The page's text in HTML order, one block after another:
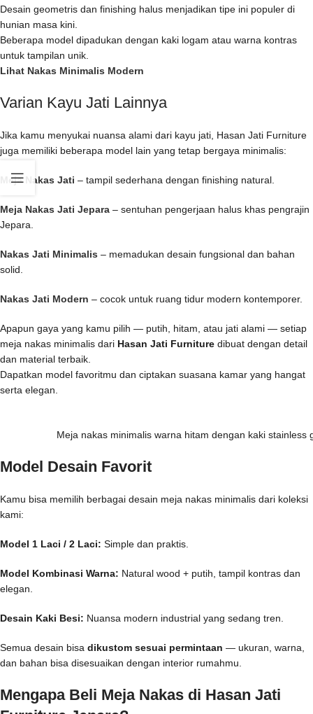
Desain geometris dan finishing halus menjadikan tipe ini populer di
hunian masa kini.
Beberapa model dipadukan dengan kaki logam atau warna kontras
untuk tampilan unik.
Lihat Nakas Minimalis Modern
Varian Kayu Jati Lainnya
Jika kamu menyukai nuansa alami dari kayu jati, Hasan Jati Furniture
juga memiliki beberapa model lain yang tetap bergaya minimalis:
Meja Nakas Jati – tampil sederhana dengan finishing natural.
Meja Nakas Jati Jepara – sentuhan pengerjaan halus khas pengrajin
Jepara.
Nakas Jati Minimalis – memadukan desain fungsional dan bahan
solid.
Nakas Jati Modern – cocok untuk ruang tidur modern kontemporer.
Apapun gaya yang kamu pilih — putih, hitam, atau jati alami — setiap
meja nakas minimalis dari Hasan Jati Furniture dibuat dengan detail
dan material terbaik.
Dapatkan model favoritmu dan ciptakan suasana kamar yang hangat
serta elegan.
Meja nakas minimalis warna hitam dengan kaki stainless
Model Desain Favorit
Kamu bisa memilih berbagai desain meja nakas minimalis dari koleksi
kami:
Model 1 Laci / 2 Laci: Simple dan praktis.
Model Kombinasi Warna: Natural wood + putih, tampil kontras dan
elegan.
Desain Kaki Besi: Nuansa modern industrial yang sedang tren.
Semua desain bisa dikustom sesuai permintaan — ukuran, warna,
dan bahan bisa disesuaikan dengan interior rumahmu.
Mengapa Beli Meja Nakas di Hasan Jati